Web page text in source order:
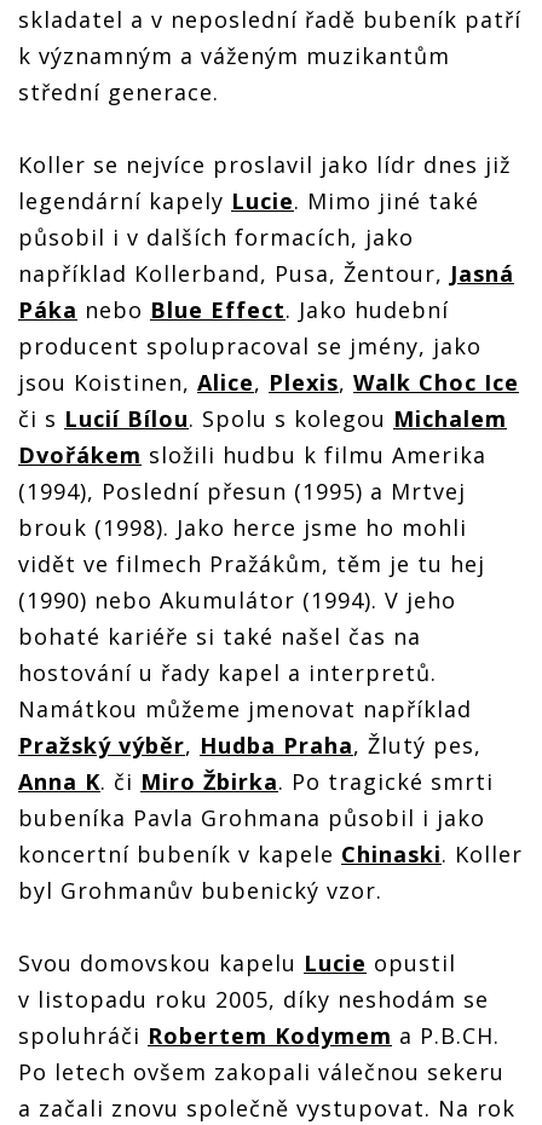
skladatel a v neposlední řadě bubeník patří
k významným a váženým muzikantům
střední generace.
Koller se nejvíce proslavil jako lídr dnes již
legendární kapely Lucie. Mimo jiné také
působil i v dalších formacích, jako
například Kollerband, Pusa, Žentour, Jasná
Páka nebo Blue Effect. Jako hudební
producent spolupracoval se jmény, jako
jsou Koistinen, Alice, Plexis, Walk Choc Ice
či s Lucií Bílou. Spolu s kolegou Michalem
Dvořákem složili hudbu k filmu Amerika
(1994), Poslední přesun (1995) a Mrtvej
brouk (1998). Jako herce jsme ho mohli
vidět ve filmech Pražákům, těm je tu hej
(1990) nebo Akumulátor (1994). V jeho
bohaté kariéře si také našel čas na
hostování u řady kapel a interpretů.
Namátkou můžeme jmenovat například
Pražský výběr, Hudba Praha, Žlutý pes,
Anna K. či Miro Žbirka. Po tragické smrti
bubeníka Pavla Grohmana působil i jako
koncertní bubeník v kapele Chinaski. Koller
byl Grohmanův bubenický vzor.
Svou domovskou kapelu Lucie opustil
v listopadu roku 2005, díky neshodám se
spoluhráči Robertem Kodymem a P.B.CH.
Po letech ovšem zakopali válečnou sekeru
a začali znovu společně vystupovat. Na rok